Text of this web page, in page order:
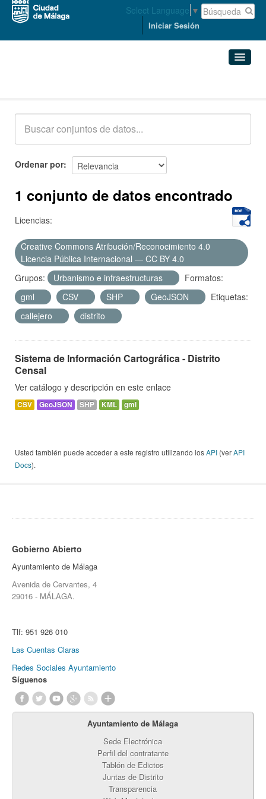
Select Language ▼
Iniciar Sesión
Acerca de
Ordenar por
1 conjunto de datos encontrado
Licencias:
Creative Commons Atribución/Reconocimiento 4.0
Licencia Pública Internacional — CC BY 4.0
Grupos:
Urbanismo e infraestructuras
Formatos:
gml
CSV SHP GeoJSON
Etiquetas:
callejero
distrito
Sistema de Información Cartográfica - Distrito
Censal
Ver catálogo y descripción en este enlace
CSV GeoJSON SHP KML gml
Usted también puede acceder a este registro utilizando losAPI (verAPI
Docs).
Gobierno Abierto
Ayuntamiento de Málaga
Avenida de Cervantes, 4
29016 - MÁLAGA.
Tlf: 951 926 010
Las Cuentas Claras
Redes Sociales Ayuntamiento
Síguenos
Ayuntamiento de Málaga
Sede Electrónica
Perfil del contratante
Tablón de Edictos
Juntas de Distrito
Transparencia